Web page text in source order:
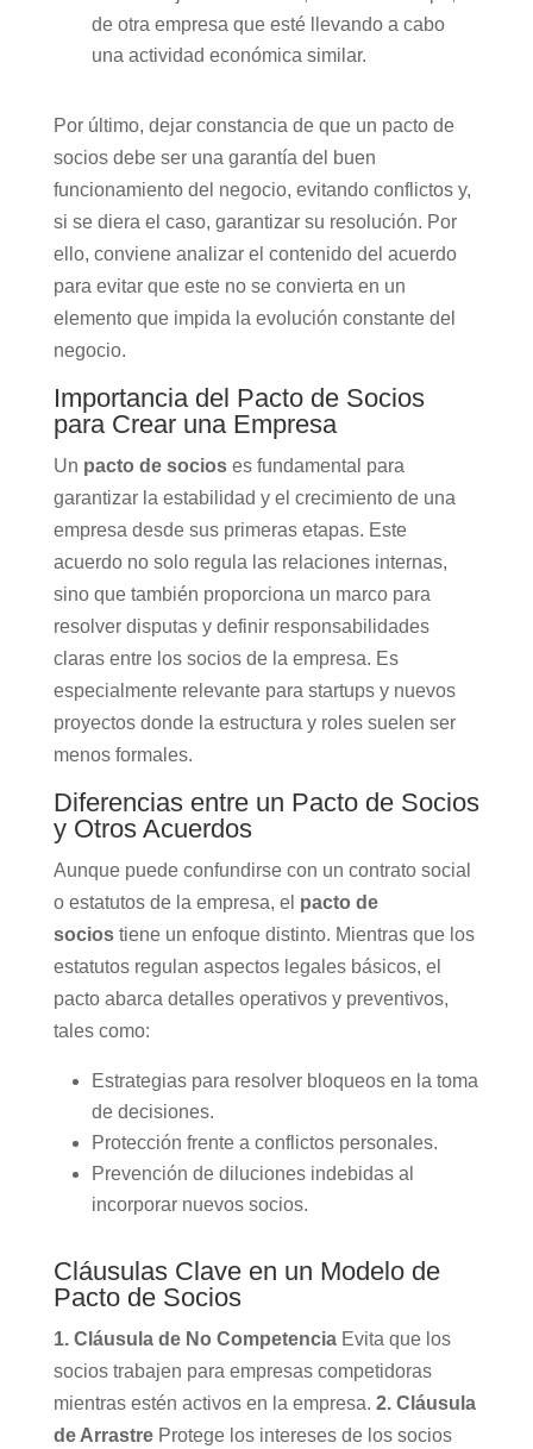
de otra empresa que esté llevando a cabo
una actividad económica similar.
Por último, dejar constancia de que un pacto de
socios debe ser una garantía del buen
funcionamiento del negocio, evitando conflictos y,
si se diera el caso, garantizar su resolución. Por
ello, conviene analizar el contenido del acuerdo
para evitar que este no se convierta en un
elemento que impida la evolución constante del
negocio.
Importancia del Pacto de Socios
para Crear una Empresa
Un pacto de socioses fundamental para
garantizar la estabilidad y el crecimiento de una
empresa desde sus primeras etapas. Este
acuerdo no solo regula las relaciones internas,
sino que también proporciona un marco para
resolver disputas y definir responsabilidades
claras entre los socios de la empresa. Es
especialmente relevante para startups y nuevos
proyectos donde la estructura y roles suelen ser
menos formales.
Diferencias entre un Pacto de Socios
y Otros Acuerdos
Aunque puede confundirse con un contrato social
o estatutos de la empresa, el pacto de
sociostiene un enfoque distinto. Mientras que los
estatutos regulan aspectos legales básicos, el
pacto abarca detalles operativos y preventivos,
tales como:
Estrategias para resolver bloqueos en la toma
de decisiones.
Protección frente a conflictos personales.
Prevención de diluciones indebidas al
incorporar nuevos socios.
Cláusulas Clave en un Modelo de
Pacto de Socios
1. Cláusula de No CompetenciaEvita que los
socios trabajen para empresas competidoras
mientras estén activos en la empresa. 2. Cláusula
de Arrastre Protege los intereses de los socios